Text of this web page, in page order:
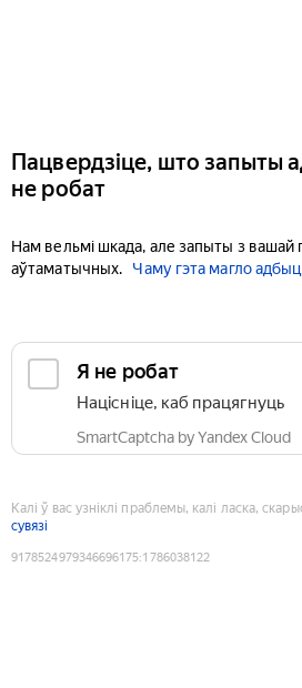
Пацвердзіце, што запыты
не робат
Нам вельмі шкада, але запыты з
аўтаматычных.
Чаму гэта магло
Я не робат
Націсніце, каб працягнуць
SmartCaptcha by Yandex Cloud
Калі ў вас узніклі праблемы, калі ласка,
сувязі
9178524979346696175:1786038122